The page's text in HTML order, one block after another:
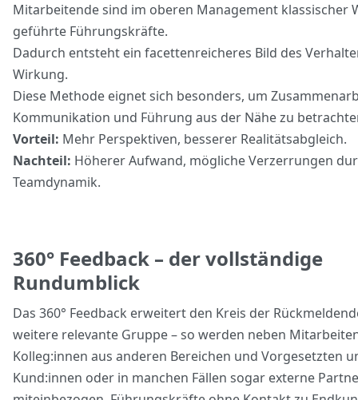
Mitarbeitende sind im oberen Management klassischer
geführte Führungskräfte.
Dadurch entsteht ein facettenreicheres Bild des
Wirkung.
Diese Methode eignet sich besonders, um
Kommunikation und Führung aus der Nähe zu
Vorteil: Mehr Perspektiven, besserer Realitätsabgleich.
Nachteil: Höherer Aufwand, mögliche Verzerrungen
Teamdynamik.
360° Feedback – der vollständige
Rundumblick
Das 360° Feedback erweitert den Kreis der
weitere relevante Gruppe – so werden neben
Kolleg:innen aus anderen Bereichen und Vorgesetzten
Kund:innen oder in manchen Fällen sogar externe